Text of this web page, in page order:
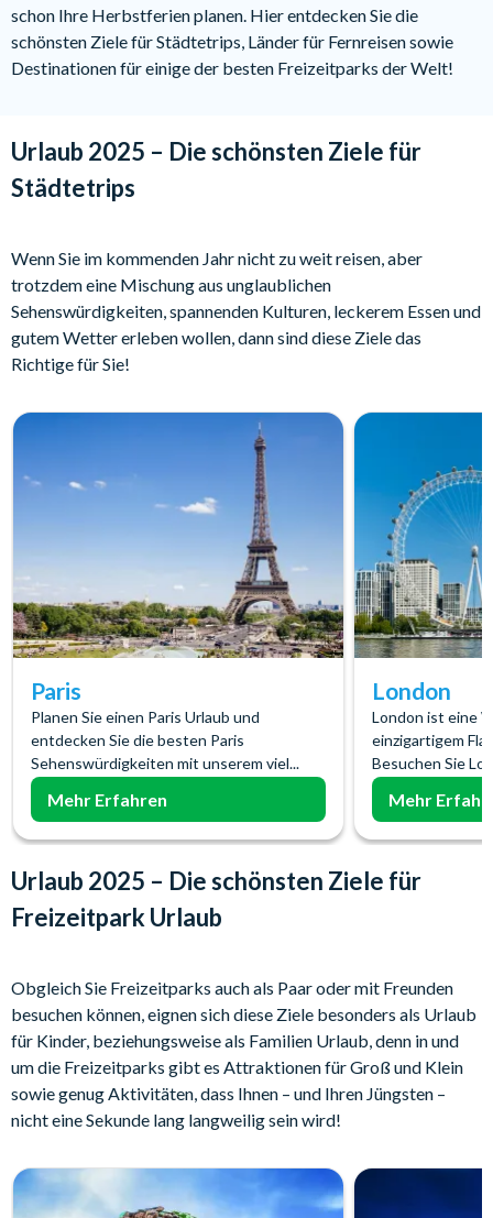
schon Ihre Herbstferien planen. Hier entdecken Sie die
schönsten Ziele für Städtetrips, Länder für Fernreisen sowie
Destinationen für einige der besten Freizeitparks der Welt!
Urlaub 2025 – Die schönsten Ziele für
Städtetrips
Wenn Sie im kommenden Jahr nicht zu weit reisen, aber
trotzdem eine Mischung aus unglaublichen
Sehenswürdigkeiten, spannenden Kulturen, leckerem Essen und
gutem Wetter erleben wollen, dann sind diese Ziele das
Richtige für Sie!
Paris
Planen Sie einen Paris Urlaub und
entdecken Sie die besten Paris
Sehenswürdigkeiten mit unserem viel...
Mehr Erfahren
London
London ist eine
einzigartigem
Besuchen Sie
Mehr
Urlaub 2025 – Die schönsten Ziele für
Freizeitpark Urlaub
Obgleich Sie Freizeitparks auch als Paar oder mit Freunden
besuchen können, eignen sich diese Ziele besonders als Urlaub
für Kinder, beziehungsweise als Familien Urlaub, denn in und
um die Freizeitparks gibt es Attraktionen für Groß und Klein
sowie genug Aktivitäten, dass Ihnen – und Ihren Jüngsten –
nicht eine Sekunde lang langweilig sein wird!